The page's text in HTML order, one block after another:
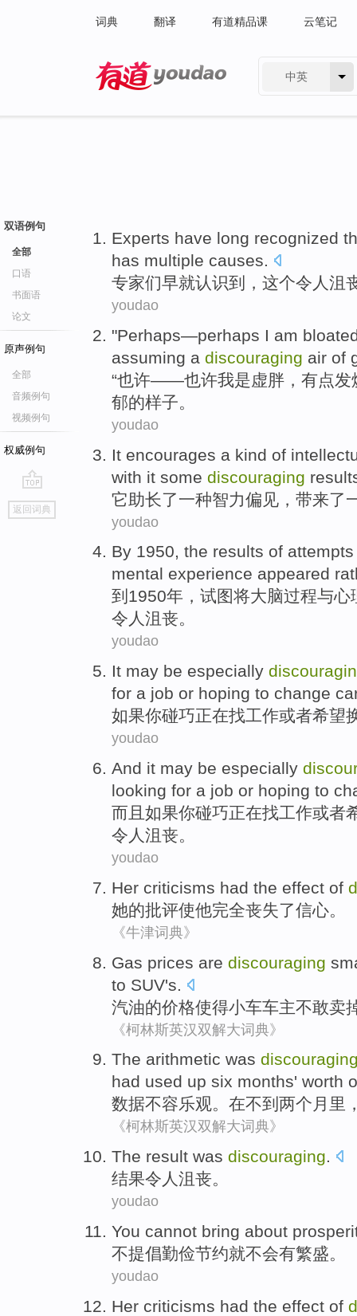
词典 翻译 有道精品课 云笔记
中英
双语例句
全部
口语
书面语
论文
原声例句
全部
音频例句
视频例句
权威例句
go
top
返回词典
Experts have long recognized
has multiple causes.
专家们早就认识到， 这个令人 沮
youdao
"Perhaps—perhaps I am
assuming a discouraging air of
“也许——也许我是虚胖， 有点发
郁的样子。
youdao
It encourages a kind of
with it some discouraging
它 助长了一种智力偏见 ， 带来了
youdao
By 1950, the results of
mental experience appeared
到 1950年， 试图将大脑过程与心
令人沮丧。
youdao
It may be especially
for a job or hoping to change
如果你碰巧正在找工作或者希望
youdao
And it may be especially
looking for a job or hoping to
而且 如果你碰巧正在找工作或者
令人沮丧。
youdao
Her criticisms had the effect of
她的批评使他完全丧失了信心。
《牛津词典》
Gas prices are discouraging
to SUV's.
汽油的价格使得小车车主不敢卖
《柯林斯英汉双解大词典》
The arithmetic was
had used up six months' worth
数据不容乐观。 在不到 两个 月 里
《柯林斯英汉双解大词典》
The result was discouraging.
结果令人 沮丧。
youdao
You cannot bring about
不提倡勤俭节约就不会有繁盛。
youdao
Her criticisms had the effect of